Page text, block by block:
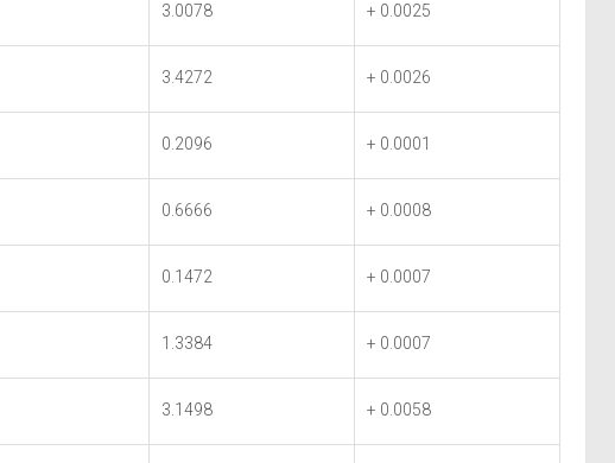
3.0078 + 0.0025
3.4272 + 0.0026
0.2096 + 0.0001
0.6666 + 0.0008
0.1472 + 0.0007
1.3384 + 0.0007
3.1498 + 0.0058